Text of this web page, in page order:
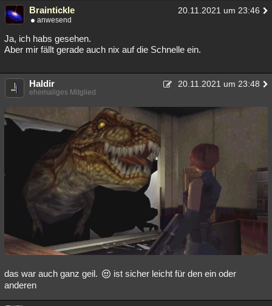
Braintickle 20.11.2021 um 23:46
anwesend
Ja, ich habs gesehen.
Aber mir fällt gerade auch nix auf die Schnelle ein.
Haldir 20.11.2021 um 23:48
ehemaliges Mitglied
das war auch ganz geil.
ist sicher leicht für den ein oder
anderen